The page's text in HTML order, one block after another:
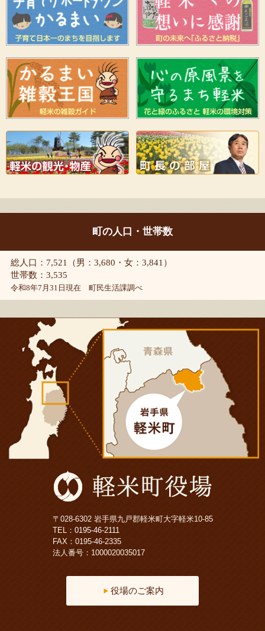
町の人口・世帯数
総人口：7,521（男：3,680・女：3,841）
世帯数：3,535
令和8年7月31日現在 町民生活課調べ
〒028-6302 岩手県九戸郡軽米町大字軽米10-85
TEL： 0195-46-2111
FAX：0195-46-2335
法人番号：1000020035017
役場のご案内